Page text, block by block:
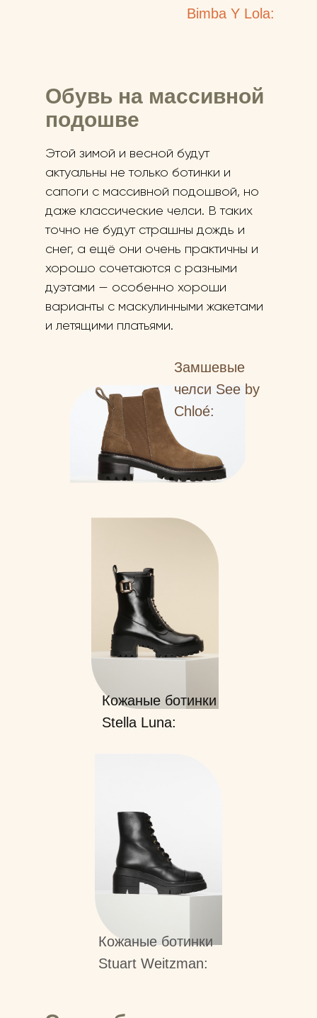
Bimba Y Lola:
Обувь на массивной
подошве
Этой зимой и весной будут
актуальны не только ботинки и
сапоги с массивной подошвой, но
даже классические челси. В таких
точно не будут страшны дождь и
снег, а ещё они очень практичны и
хорошо сочетаются с разными
дуэтами — особенно хороши
варианты с маскулинными жакетами
и летящими платьями.
Кожаные ботинки
Stella Luna:
Замшевые
челси See by
Chloé:
Кожаные ботинки
Stuart Weitzman: